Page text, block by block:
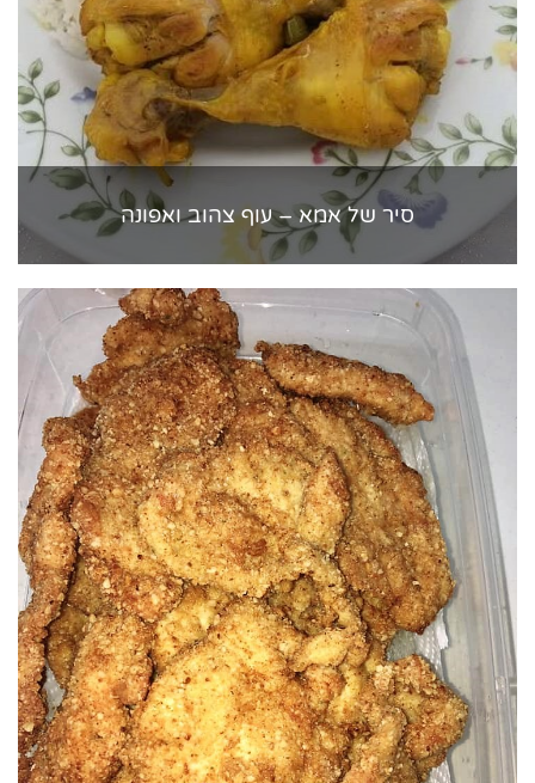
סיר של אמא – עוף צהוב ואפונה